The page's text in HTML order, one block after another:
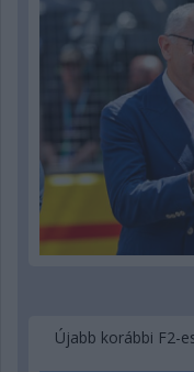
Újabb korábbi F2-